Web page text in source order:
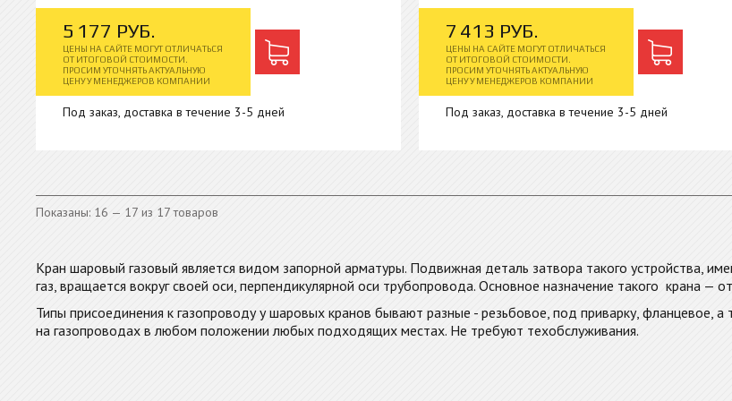
5 177 РУБ.
ЦЕНЫ НА САЙТЕ МОГУТ ОТЛИЧАТЬСЯ
ОТ ИТОГОВОЙ СТОИМОСТИ.
ПРОСИМ УТОЧНЯТЬ АКТУАЛЬНУЮ
ЦЕНУ У МЕНЕДЖЕРОВ КОМПАНИИ
Под заказ, доставка в течение 3-5 дней
7 413 РУБ.
ЦЕНЫ НА САЙТЕ МОГУТ ОТЛИЧАТЬСЯ
ОТ ИТОГОВОЙ СТОИМОСТИ.
ПРОСИМ УТОЧНЯТЬ АКТУАЛЬНУЮ
ЦЕНУ У МЕНЕДЖЕРОВ КОМПАНИИ
Под заказ, доставка в течение 3-5 дней
Показаны: 16 — 17 из 17 товаров
Кран шаровый газовый является видом запорной арматуры. Подвижная деталь затвора такого устройства,
газ, вращается вокруг своей оси, перпендикулярной оси трубопровода. Основное назначение такого крана —
Типы присоединения к газопроводу у шаровых кранов бывают разные - резьбовое, под приварку, фланцевое,
на газопроводах в любом положении любых подходящих местах. Не требуют техобслуживания.